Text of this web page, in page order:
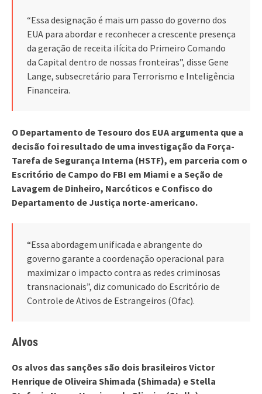
“Essa designação é mais um passo do governo dos
EUA para abordar e reconhecer a crescente presença
da geração de receita ilícita do Primeiro Comando
da Capital dentro de nossas fronteiras”, disse Gene
Lange, subsecretário para Terrorismo e Inteligência
Financeira.
O Departamento de Tesouro dos EUA argumenta que a
decisão foi resultado de uma investigação da Força-
Tarefa de Segurança Interna (HSTF), em parceria com o
Escritório de Campo do FBI em Miami e a Seção de
Lavagem de Dinheiro, Narcóticos e Confisco do
Departamento de Justiça norte-americano.
“Essa abordagem unificada e abrangente do
governo garante a coordenação operacional para
maximizar o impacto contra as redes criminosas
transnacionais”, diz comunicado do Escritório de
Controle de Ativos de Estrangeiros (Ofac).
Alvos
Os alvos das sanções são dois brasileiros Victor
Henrique de Oliveira Shimada (Shimada) e Stella